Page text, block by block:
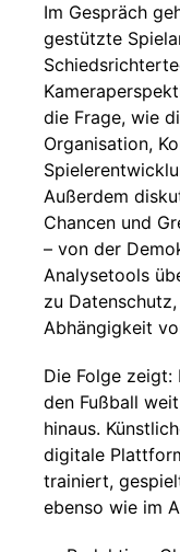
Im Gespräch
gestützte
die Frage, wie
Organisation,
Außerdem
Chancen und
– von der
Analysetools
zu
Abhängigkeit
Die Folge
den Fußball
hinaus.
digitale
trainiert,
ebenso wie im